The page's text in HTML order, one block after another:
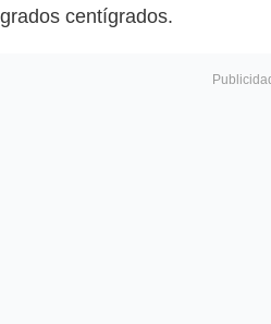
grados centígrados.